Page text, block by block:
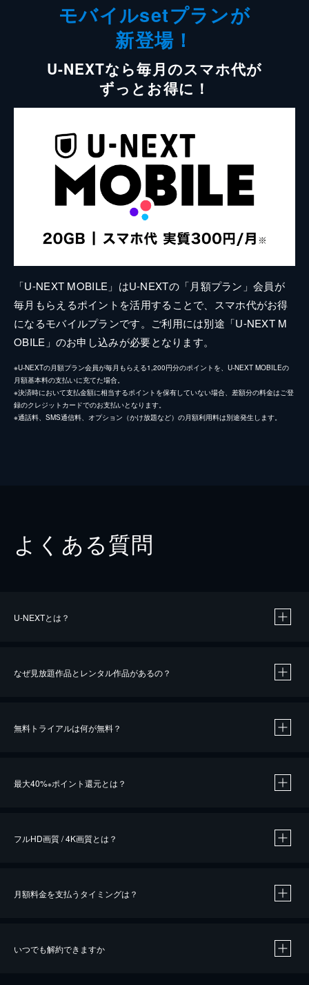
モバイルsetプランが
新登場！
U-NEXTなら毎月のスマホ代が
ずっとお得に！
「U-NEXT MOBILE」はU-NEXTの「月額プラン」会員が
毎月もらえるポイントを活用することで、スマホ代がお得
になるモバイルプランです。ご利用には別途「U-NEXT M
OBILE」のお申し込みが必要となります。
※U-NEXTの月額プラン会員が毎月もらえる1,200円分のポイントを、U-NEXT MOBILEの
月額基本料の支払いに充てた場合。
※決済時において支払金額に相当するポイントを保有していない場合、差額分の料金はご登
録のクレジットカードでのお支払いとなります。
※通話料、SMS通信料、オプション（かけ放題など）の月額利用料は別途発生します。
よくある質問
U-NEXTとは？
なぜ見放題作品とレンタル作品があるの？
無料トライアルは何が無料？
最大40%※ポイント還元とは？
※40％ポイント還元の対象は、クレジットカード決済による作品の購入 / レンタルです。
フルHD画質 / 4K画質とは？
月額料金を支払うタイミングは？
いつでも解約できますか